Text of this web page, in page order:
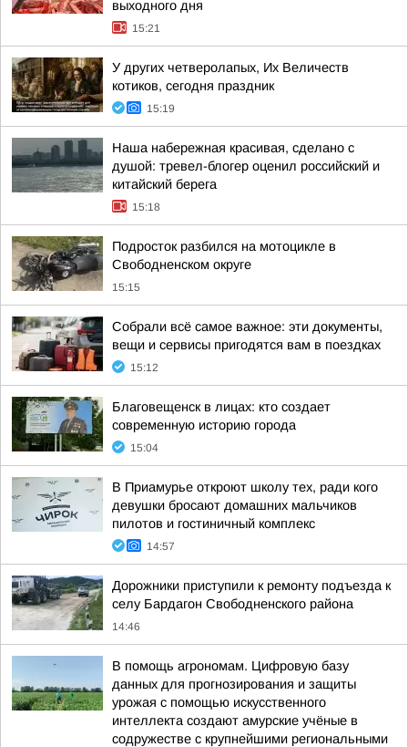
выходного дня
15:21
У других четверолапых, Их Величеств
котиков, сегодня праздник
15:19
Наша набережная красивая, сделано с
душой: тревел-блогер оценил российский и
китайский берега
15:18
Подросток разбился на мотоцикле в
Свободненском округе
15:15
Собрали всё самое важное: эти документы,
вещи и сервисы пригодятся вам в поездках
15:12
Благовещенск в лицах: кто создает
современную историю города
15:04
В Приамурье откроют школу тех, ради кого
девушки бросают домашних мальчиков
пилотов и гостиничный комплекс
14:57
Дорожники приступили к ремонту подъезда к
селу Бардагон Свободненского района
14:46
В помощь агрономам. Цифровую базу
данных для прогнозирования и защиты
урожая с помощью искусственного
интеллекта создают амурские учёные в
содружестве с крупнейшими региональными